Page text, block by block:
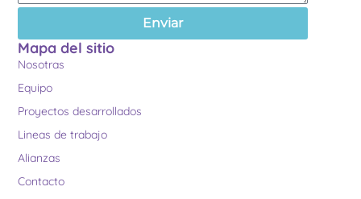
Enviar
Mapa del sitio
Nosotras
Equipo
Proyectos desarrollados
Lineas de trabajo
Alianzas
Contacto